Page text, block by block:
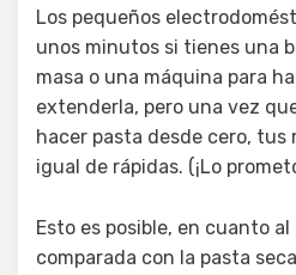
Los pequeños
unos minutos si tienes una
masa o una máquina para
extenderla, pero una vez
hacer pasta desde cero, tus
igual de rápidas. (¡Lo
Esto es posible, en cuanto
comparada con la pasta